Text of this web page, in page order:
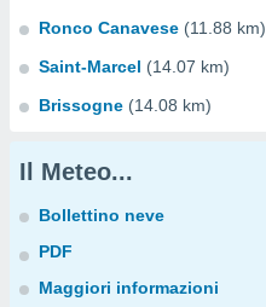
Ronco Canavese (11.88 km)
Saint-Marcel (14.07 km)
Brissogne (14.08 km)
Il Meteo...
Bollettino neve
PDF
Maggiori informazioni